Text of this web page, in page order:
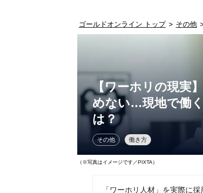
ゴールドオンライン トップ > その他
【ワーホリの現実
めない…現地で働
は？
その他 働き方
（※写真はイメージです／PIXTA）
「ワーホリ人材」を実際に